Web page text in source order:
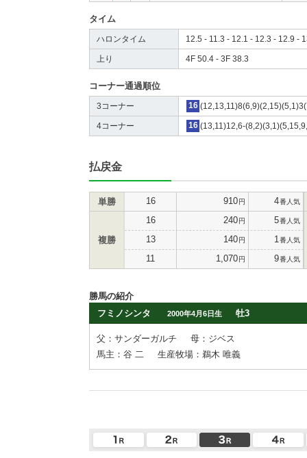
タイム
ハロンタイム 12.5 - 11.3 - 12.1 - 12.3 - 12.9 -
上り 4F 50.4 - 3F 38.3
コーナー通過順位
3コーナー 16
4コーナー 16 (13,11)12,6-
払戻金
単勝 16 910円 4番人気
複勝
16 240円 5番人気
13 140円 1 番人気
11 1,070円 9番人気
勝馬の紹介
フミノシンタ
2000年4月6日生 牡3
父：サンダーガルチ
母：ジベス
馬主：谷 二
生産牧場：鵜木 唯義